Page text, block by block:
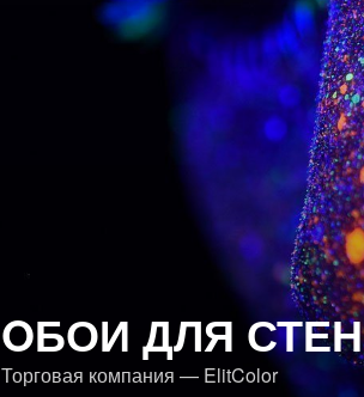
OБОИ ДЛЯ СТЕН
Торговая компания — ElitColor